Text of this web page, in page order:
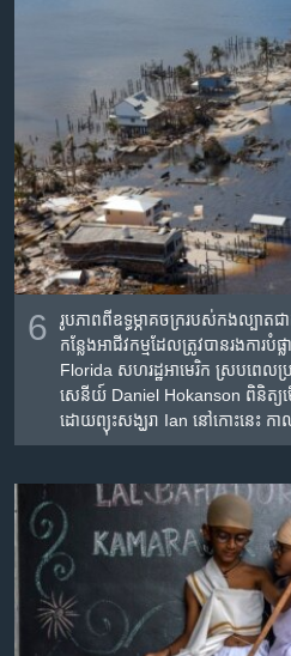
6
រូបភាព​ពី​ឧទ្ធម្ភាគចក្រ​របស់​កងល្បាត​ជ
កន្លែង​អាជីវកម្ម​ដែល​ត្រូវ​បាន​រង​ការ​បំ
Florida សហរដ្ឋអាមេរិក ស្រប​ពេល​ប្
សេនីយ៍ Daniel Hokanson ពិនិត្យ​
ដោយ​ព្យុះ​សង្ឃរា Ian នៅកោះនេះ ក